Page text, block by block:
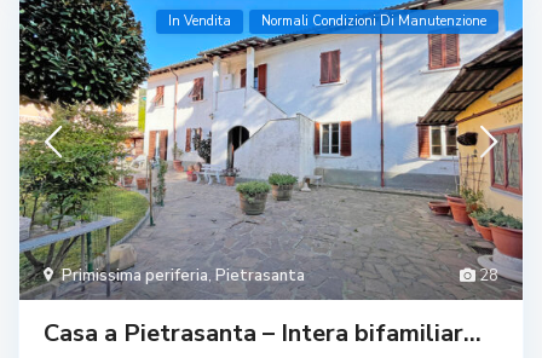
28
Primissima periferia,Pietrasanta
In Vendita Normali Condizioni Di Manutenzione
Casa a Pietrasanta – Intera bifamiliar...